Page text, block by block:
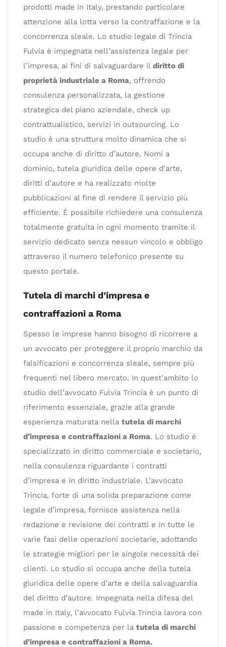
prodotti made in Italy, prestando particolare
attenzione alla lotta verso la contraffazione e la
concorrenza sleale. Lo studio legale di Trincia
Fulvia è impegnata nell’assistenza legale per
l’impresa, ai fini di salvaguardare il diritto di
proprietà industriale a Roma, offrendo
consulenza personalizzata, la gestione
strategica del piano aziendale, check up
contrattualistico, servizi in outsourcing. Lo
studio è una struttura molto dinamica che si
occupa anche di diritto d’autore, Nomi a
dominio, tutela giuridica delle opere d’arte,
diritti d’autore e ha realizzato molte
pubblicazioni al fine di rendere il servizio più
efficiente. È possibile richiedere una consulenza
totalmente gratuita in ogni momento tramite il
servizio dedicato senza nessun vincolo e obbligo
attraverso il numero telefonico presente su
questo portale.
Tutela di marchi d’impresa e
contraffazioni a Roma
Spesso le imprese hanno bisogno di ricorrere a
un avvocato per proteggere il proprio marchio da
falsificazioni e concorrenza sleale, sempre più
frequenti nel libero mercato. In quest’ambito lo
studio dell’avvocato Fulvia Trincia è un punto di
riferimento essenziale, grazie alla grande
esperienza maturata nella tutela di marchi
d’impresa e contraffazioni a Roma. Lo studio è
specializzato in diritto commerciale e societario,
nella consulenza riguardante i contratti
d’impresa e in diritto industriale. L’avvocato
Trincia, forte di una solida preparazione come
legale d’impresa, fornisce assistenza nella
redazione e revisione dei contratti e in tutte le
varie fasi delle operazioni societarie, adottando
le strategie migliori per le singole necessità dei
clienti. Lo studio si occupa anche della tutela
giuridica delle opere d’arte e della salvaguardia
del diritto d’autore. Impegnata nella difesa del
made in Italy, l’avvocato Fulvia Trincia lavora con
passione e competenza per la tutela di marchi
d’impresa e contraffazioni a Roma.